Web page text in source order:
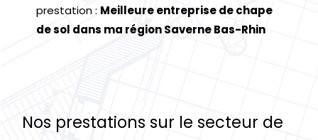
prestation : Meilleure entreprise de chape
de sol dans ma région Saverne Bas-Rhin
Nos prestations sur le secteur de